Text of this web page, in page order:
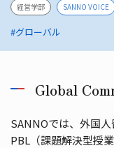
経営学部 SANNO VOICE
#グローバル
Global
SANNOでは、外国
PBL（課題解決型授